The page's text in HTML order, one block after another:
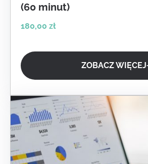
(60 minut)
180,00 zł
ZOBACZ WIĘCEJ